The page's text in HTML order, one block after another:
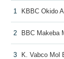
1 KBBC Okido
2 BBC Makeba
3 K. Vabco Mol